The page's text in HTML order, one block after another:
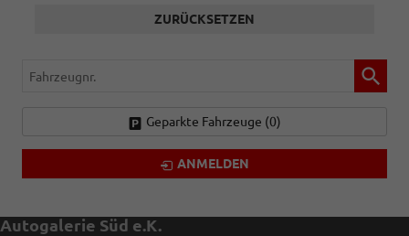
ZURÜCKSETZEN
Fahrzeugnr.
Geparkte Fahrzeuge (0)
ANMELDEN
Autogalerie Süd e.K.